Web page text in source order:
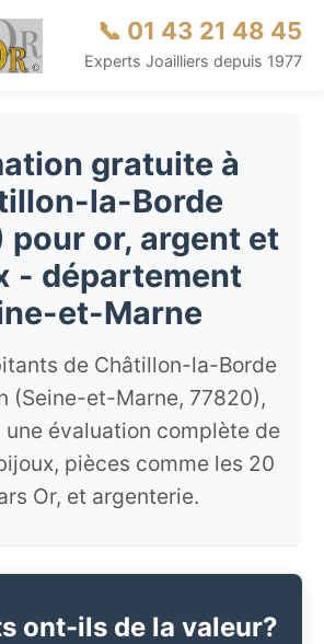
📞 01 43 21 48 45
Experts Joailliers depuis 1977
gratuite à
la-Borde
pour or, argent et
- département
et-Marne
de Châtillon-la-Borde
(Seine-et-Marne, 77820),
une évaluation complète de
pièces comme les 20
Or, et argenterie.
ont-ils de la valeur?